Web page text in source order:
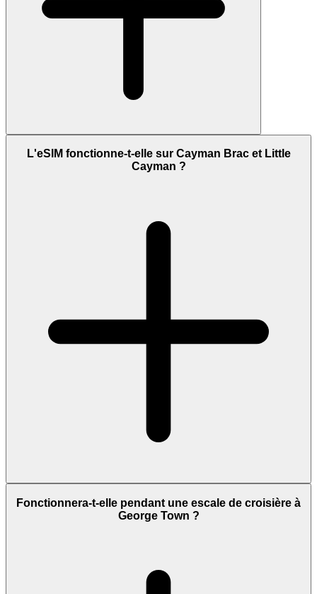
L'eSIM fonctionne-t-elle sur Cayman Brac et Little
Cayman ?
Fonctionnera-t-elle pendant une escale de croisière à
George Town ?